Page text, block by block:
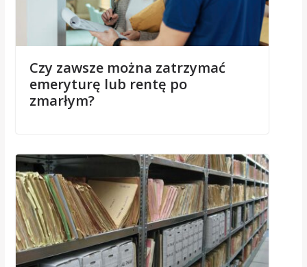
Czy zawsze można zatrzymać
emeryturę lub rentę po
zmarłym?